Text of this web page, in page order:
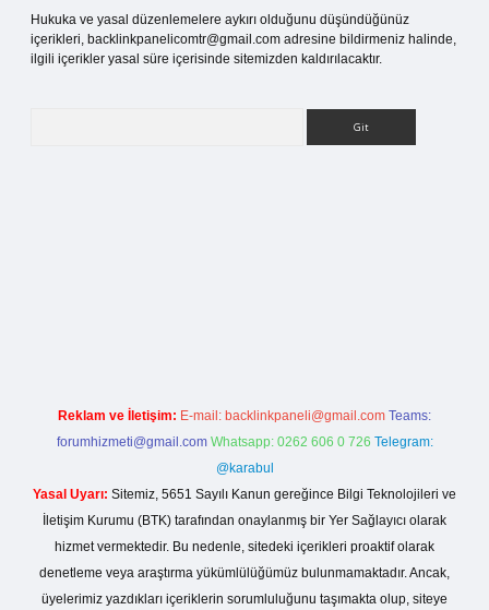
Hukuka ve yasal düzenlemelere aykırı olduğunu düşündüğünüz
içerikleri, backlinkpanelicomtr@gmail.com adresine bildirmeniz halinde,
ilgili içerikler yasal süre içerisinde sitemizden kaldırılacaktır.
Reklam ve İletişim: E-mail: backlinkpaneli@gmail.com Teams:
forumhizmeti@gmail.com Whatsapp: 0262 606 0 726 Telegram:
@karabul
Yasal Uyarı: Sitemiz, 5651 Sayılı Kanun gereğince Bilgi Teknolojileri ve
İletişim Kurumu (BTK) tarafından onaylanmış bir Yer Sağlayıcı olarak
hizmet vermektedir. Bu nedenle, sitedeki içerikleri proaktif olarak
denetleme veya araştırma yükümlülüğümüz bulunmamaktadır. Ancak,
üyelerimiz yazdıkları içeriklerin sorumluluğunu taşımakta olup, siteye